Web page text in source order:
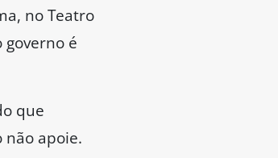
no Teatro
é
que
não apoie.